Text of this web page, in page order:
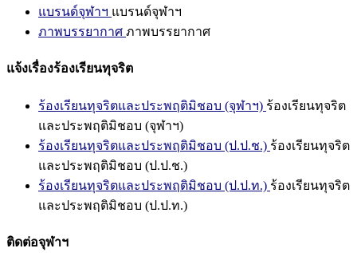
แบรนด์จุฬาฯ แบรนด์จุฬาฯ
ภาพบรรยากาศ ภาพบรรยากาศ
แจ้งเรื่องร้องเรียนทุจริต
ร้องเรียนทุจริตและประพฤติมิชอบ (จุฬาฯ) ร้องเรียนทุจริต
และประพฤติมิชอบ (จุฬาฯ)
ร้องเรียนทุจริตและประพฤติมิชอบ (ป.ป.ช.) ร้องเรียนทุจริต
และประพฤติมิชอบ (ป.ป.ช.)
ร้องเรียนทุจริตและประพฤติมิชอบ (ป.ป.ท.) ร้องเรียนทุจริต
และประพฤติมิชอบ (ป.ป.ท.)
ติดต่อจุฬาฯ